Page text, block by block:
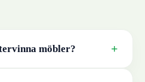
möbler? +